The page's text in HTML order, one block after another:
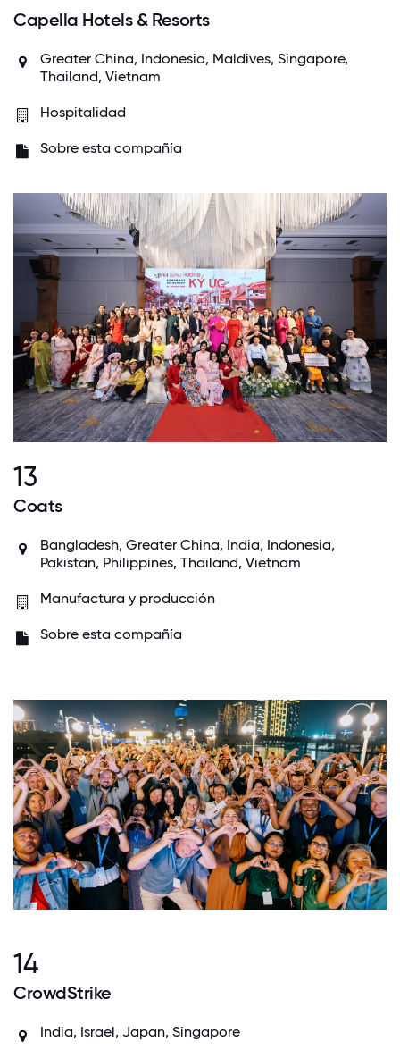
Capella Hotels & Resorts
Greater China, Indonesia, Maldives, Singapore,
Thailand, Vietnam
Hospitalidad
Sobre esta compañía
13
Coats
Bangladesh, Greater China, India, Indonesia,
Pakistan, Philippines, Thailand, Vietnam
Manufactura y producción
Sobre esta compañía
14
CrowdStrike
India, Israel, Japan, Singapore